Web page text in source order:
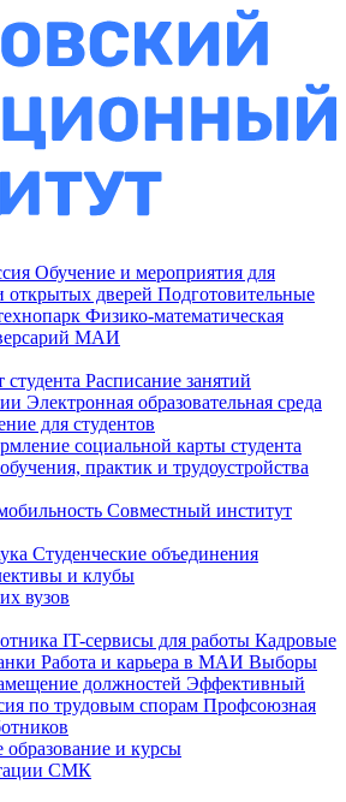
Обучение и мероприятия для
открытых дверей Подготовительные
Физико-математическая
МАИ
Расписание занятий
Электронная образовательная среда
для студентов
социальной карты студента
практик и трудоустройства
Совместный институт
Студенческие объединения
и клубы
вузов
IT-сервисы для работы Кадровые
Работа и карьера в МАИ Выборы
должностей Эффективный
по трудовым спорам Профсоюзная
образование и курсы
СМК